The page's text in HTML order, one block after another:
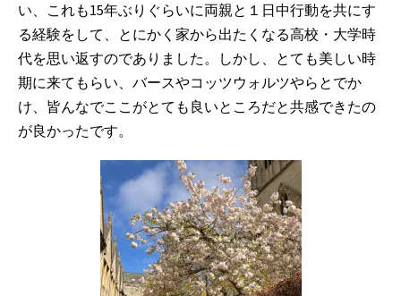
い、これも15年ぶりぐらいに両親と１日中行動を共にす
る経験をして、とにかく家から出たくなる高校・大学時
代を思い返すのでありました。しかし、とても美しい時
期に来てもらい、バースやコッツウォルツやらとでか
け、皆んなでここがとても良いところだと共感できたの
が良かったです。